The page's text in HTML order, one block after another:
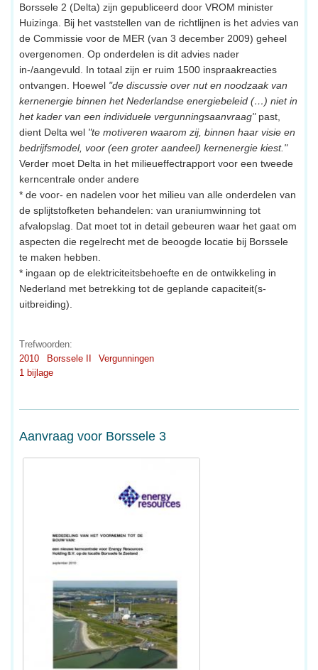
Borssele 2 (Delta) zijn gepubliceerd door VROM minister
Huizinga. Bij het vaststellen van de richtlijnen is het advies van
de Commissie voor de MER (van 3 december 2009) geheel
overgenomen. Op onderdelen is dit advies nader
in-/aangevuld. In totaal zijn er ruim 1500 inspraakreacties
ontvangen. Hoewel "de discussie over nut en noodzaak van
kernenergie binnen het Nederlandse energiebeleid (…) niet in
het kader van een individuele vergunningsaanvraag"past,
dient Delta wel "te motiveren waarom zij, binnen haar visie en
bedrijfsmodel, voor (een groter aandeel) kernenergie kiest."
Verder moet Delta in het milieueffectrapport voor een tweede
kerncentrale onder andere
* de voor- en nadelen voor het milieu van alle onderdelen van
de splijtstofketen behandelen: van uraniumwinning tot
afvalopslag. Dat moet tot in detail gebeuren waar het gaat om
aspecten die regelrecht met de beoogde locatie bij Borssele
te maken hebben.
* ingaan op de elektriciteitsbehoefte en de ontwikkeling in
Nederland met betrekking tot de geplande capaciteit(s-
uitbreiding).
Trefwoorden:
2010
Borssele II
Vergunningen
1 bijlage
Aanvraag voor Borssele 3